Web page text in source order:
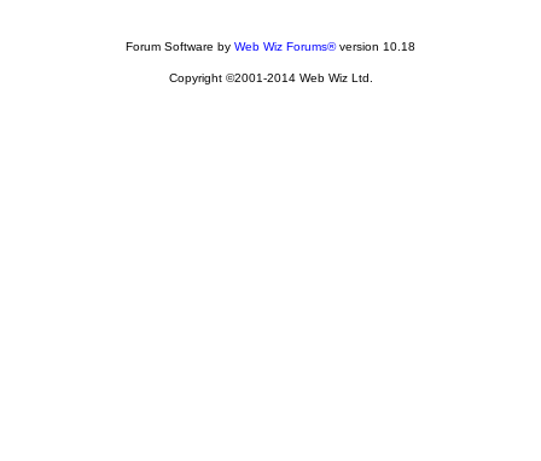
Forum Software by Web Wiz Forums®version 10.18
Copyright ©2001-2014 Web Wiz Ltd.